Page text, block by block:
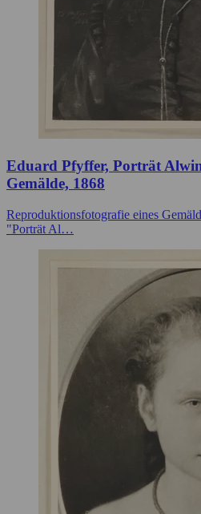
Eduard Pfyffer, Porträt
Gemälde, 1868
Reproduktionsfotografie eines
"Porträt Al…